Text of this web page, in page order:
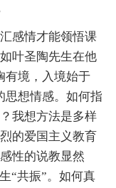
感情才能领悟课
叶圣陶先生在他
有境，入境始于
思想情感。如何指
我想方法是多样
的爱国主义教育
性的说教显然
“共振”。如何真